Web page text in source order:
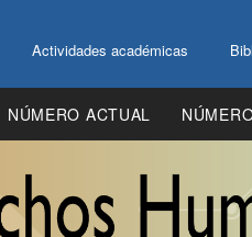
Actividades académicas
NÚMERO ACTUAL